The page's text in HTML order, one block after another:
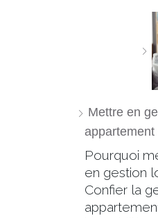
Mettre en
appartement
Pourquoi
en gestion
Confier la